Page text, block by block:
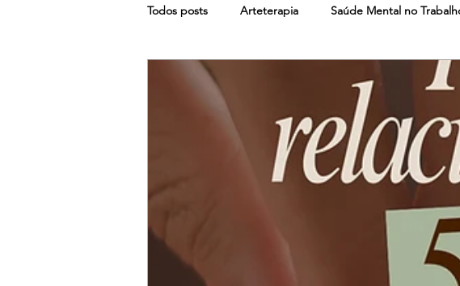
Todos posts Arteterapia Saúde Mental no
Neurociência Comportamental NR-1